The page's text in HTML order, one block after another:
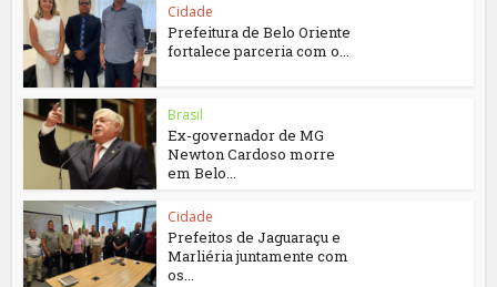
Cidade
Prefeitura de Belo Oriente
fortalece parceria com o...
Brasil
Ex-governador de MG
Newton Cardoso morre
em Belo...
Cidade
Prefeitos de Jaguaraçu e
Marliéria juntamente com
os...